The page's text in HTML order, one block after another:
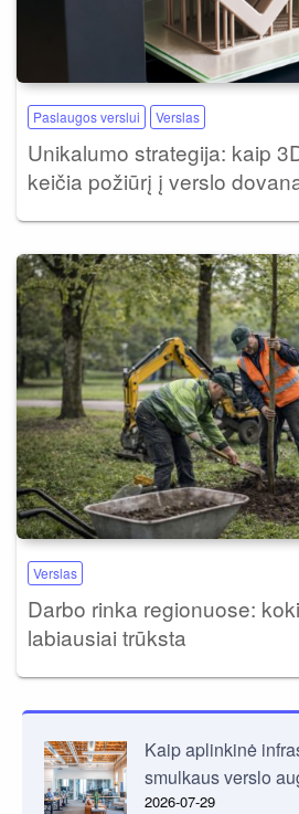
Paslaugos verslui Verslas
Unikalumo strategija: kaip
keičia požiūrį į verslo
Verslas
Darbo rinka regionuose:
labiausiai trūksta
Kaip aplinkinė
smulkaus verslo
2026-07-29